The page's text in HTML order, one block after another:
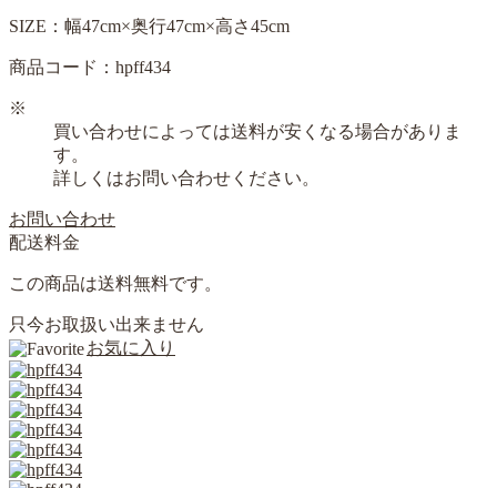
SIZE：幅47cm×奥行47cm×高さ45cm
商品コード：hpff434
※
買い合わせによっては送料が安くなる場合がありま
す。
詳しくはお問い合わせください。
お問い合わせ
配送料金
この商品は送料無料です。
只今お取扱い出来ません
お気に入り